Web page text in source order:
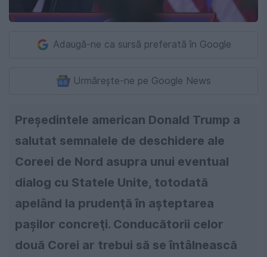
Adaugă-ne ca sursă preferată în Google
Urmărește-ne pe Google News
Preşedintele american Donald Trump a
salutat semnalele de deschidere ale
Coreei de Nord asupra unui eventual
dialog cu Statele Unite, totodată
apelând la prudenţă în aşteptarea
paşilor concreţi. Conducătorii celor
două Corei ar trebui să se întâlnească